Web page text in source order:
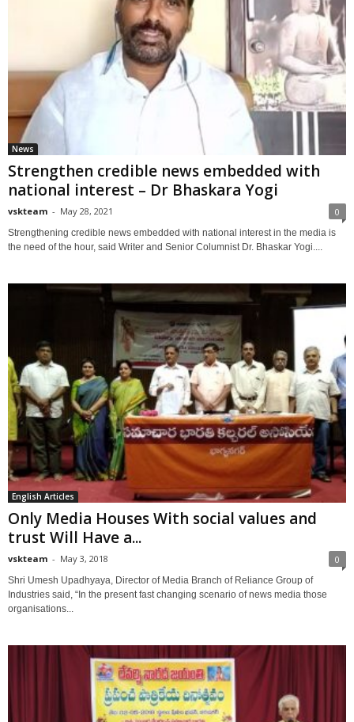
News
Strengthen credible news embedded with
national interest – Dr Bhaskara Yogi
vskteam - May 28, 2021 0
Strengthening credible news embedded with national interest in the media is
the need of the hour, said Writer and Senior Columnist Dr. Bhaskar Yogi....
English Articles
Only Media Houses With social values and
trust Will Have a...
vskteam - May 3, 2018 0
Shri Umesh Upadhyaya, Director of Media Branch of Reliance Group of
Industries said, “In the present fast changing scenario of news media those
organisations...